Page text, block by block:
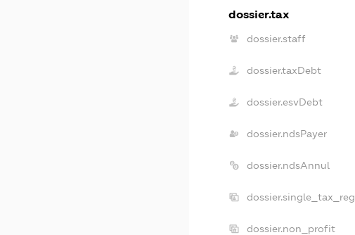
dossier.tax
dossier.staff
dossier.taxDebt
dossier.esvDebt
dossier.ndsPayer
dossier.ndsAnnul
dossier.single_tax_reg
dossier.non_profit